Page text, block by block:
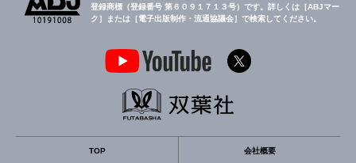
登録商標（登録番号 第６０９１７１３号）です。詳しくは［ABJマー
ク］または［電子出版制作・流通協議会］で検索してください。
TOP 会社概要